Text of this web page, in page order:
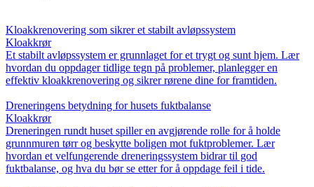
Kloakkrenovering som sikrer et stabilt avløpssystem
Kloakkrør
Et stabilt avløpssystem er grunnlaget for et trygt og sunt hjem. Lær
hvordan du oppdager tidlige tegn på problemer, planlegger en
effektiv kloakkrenovering og sikrer rørene dine for framtiden.
Dreneringens betydning for husets fuktbalanse
Kloakkrør
Dreneringen rundt huset spiller en avgjørende rolle for å holde
grunnmuren tørr og beskytte boligen mot fuktproblemer. Lær
hvordan et velfungerende dreneringssystem bidrar til god
fuktbalanse, og hva du bør se etter for å oppdage feil i tide.